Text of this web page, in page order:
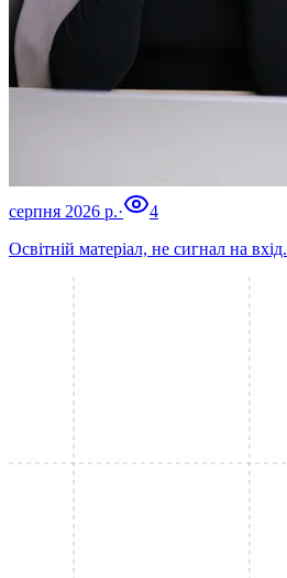
серпня 2026 р.·
4
Освітній матеріал, не сигнал на вхід.